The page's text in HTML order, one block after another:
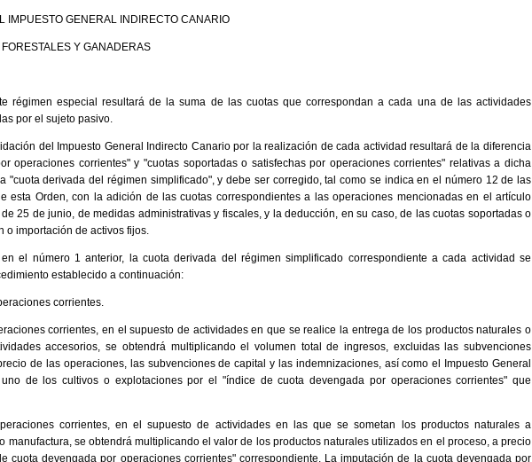
IMPUESTO GENERAL INDIRECTO CANARIO
Y GANADERAS
régimen especial resultará de la suma de las cuotas que correspondan a cada una de las actividades
por el sujeto pasivo.
del Impuesto General Indirecto Canario por la realización de cada actividad resultará de la diferencia
operaciones corrientes" y "cuotas soportadas o satisfechas por operaciones corrientes" relativas a dicha
"cuota derivada del régimen simplificado", y debe ser corregido, tal como se indica en el número 12 de las
esta Orden, con la adición de las cuotas correspondientes a las operaciones mencionadas en el artículo
25 de junio, de medidas administrativas y fiscales, y la deducción, en su caso, de las cuotas soportadas o
o importación de activos fijos.
el número 1 anterior, la cuota derivada del régimen simplificado correspondiente a cada actividad se
establecido a continuación:
corrientes.
corrientes, en el supuesto de actividades en que se realice la entrega de los productos naturales o
accesorios, se obtendrá multiplicando el volumen total de ingresos, excluidas las subvenciones
de las operaciones, las subvenciones de capital y las indemnizaciones, así como el Impuesto General
de los cultivos o explotaciones por el "índice de cuota devengada por operaciones corrientes" que
corrientes, en el supuesto de actividades en las que se sometan los productos naturales a
manufactura, se obtendrá multiplicando el valor de los productos naturales utilizados en el proceso, a precio
cuota devengada por operaciones corrientes" correspondiente. La imputación de la cuota devengada por